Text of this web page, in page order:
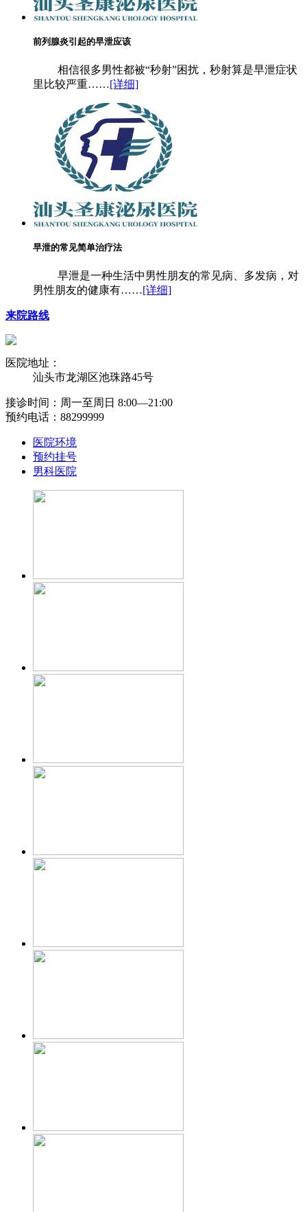
前列腺炎引起的早泄应该
相信很多男性都被“秒射”困扰，秒射算是早泄症状
里比较严重……[详细]
早泄的常见简单治疗法
早泄是一种生活中男性朋友的常见病、多发病，对
男性朋友的健康有……[详细]
来院路线
医院地址：
汕头市龙湖区池珠路45号
接诊时间：周一至周日 8:00―21:00
预约电话：88299999
医院环境
预约挂号
男科医院